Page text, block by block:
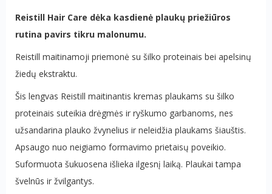
Reistill Hair Care dėka kasdienė plaukų priežiūros
rutina pavirs tikru malonumu.
Reistill maitinamoji priemonė su šilko proteinais bei apelsinų
žiedų ekstraktu.
Šis lengvas Reistill maitinantis kremas plaukams su šilko
proteinais suteikia drėgmės ir ryškumo garbanoms, nes
užsandarina plauko žvynelius ir neleidžia plaukams šiauštis.
Apsaugo nuo neigiamo formavimo prietaisų poveikio.
Suformuota šukuosena išlieka ilgesnį laiką. Plaukai tampa
švelnūs ir žvilgantys.